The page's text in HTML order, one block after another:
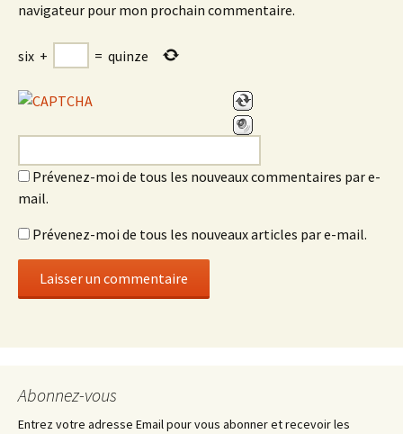
navigateur pour mon prochain commentaire.
six + = quinze
Prévenez-moi de tous les nouveaux commentaires par e-
mail.
Prévenez-moi de tous les nouveaux articles par e-mail.
Abonnez-vous
Entrez votre adresse Email pour vous abonner et recevoir les